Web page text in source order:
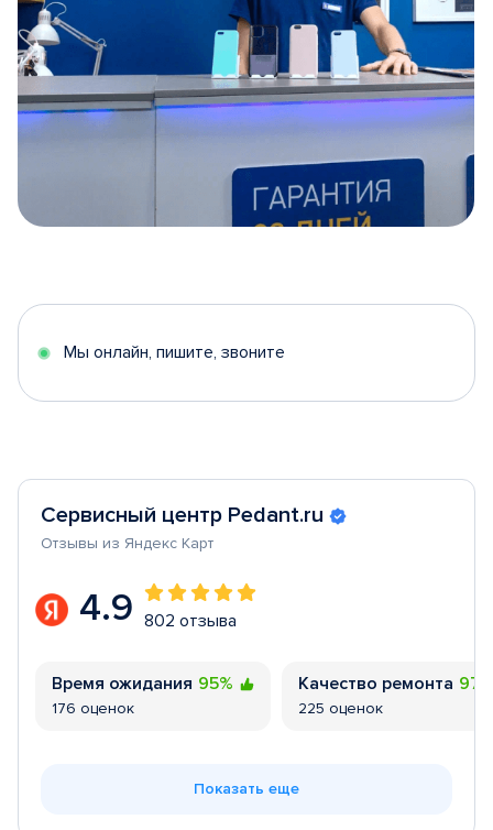
5
Мы онлайн, пишите, звоните
Сервисный центр Pedant.ru
Отзывы из Яндекс Карт
4.9 802 отзыва
Время ожидания 95%
176 оценок
Качество ремонта
225 оценок
Показать еще